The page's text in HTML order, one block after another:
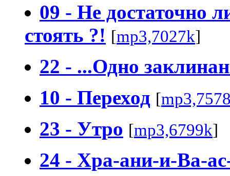
09 - Не достаточно
стоять ?! [mp3,7027k]
22 - ...Одно
10 - Переход [
23 - Утро [mp3,6799k]
24 - Хра-ани-и-Ва-